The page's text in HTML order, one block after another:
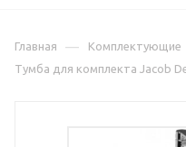
Главная — Комплектующие
Тумба для комплекта Jacob